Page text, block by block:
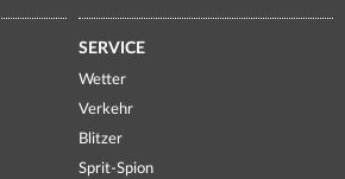
SERVICE
Wetter
Verkehr
Blitzer
Sprit-Spion